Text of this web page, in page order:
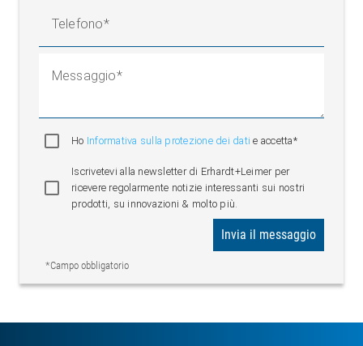
Telefono
Messaggio
Ho Informativa sulla protezione dei datie accetta*
Iscrivetevi alla newsletter di Erhardt+Leimer per
ricevere regolarmente notizie interessanti sui nostri
prodotti, su innovazioni & molto più.
*Campo obbligatorio
Invia il messaggio